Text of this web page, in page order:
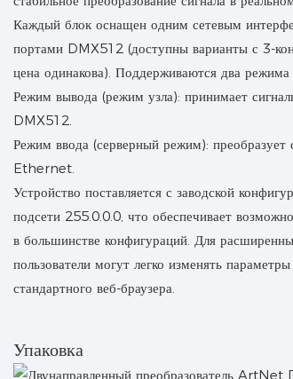
Каждый блок оснащен одним сетевым
портами DMX512 (доступны варианты с 3-
цена одинакова). Поддерживаются два режима
Режим вывода (режим узла): принимает
DMX512.
Режим ввода (серверный режим):
Ethernet.
Устройство поставляется с заводской
подсети 255.0.0.0, что обеспечивает
в большинстве конфигураций. Для
пользователи могут легко изменять
стандартного веб-браузера.
Упаковка